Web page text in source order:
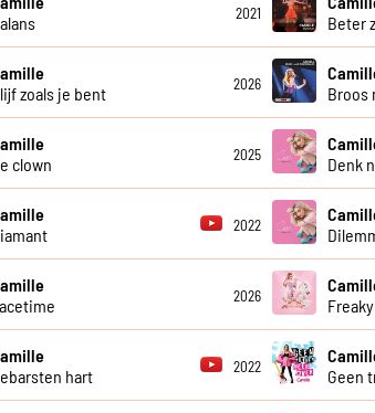
2021
Beter
zoals je bent
2026
Broos
clown
2025
Denk
2022
2026
Freaky
hart
2022
Geen